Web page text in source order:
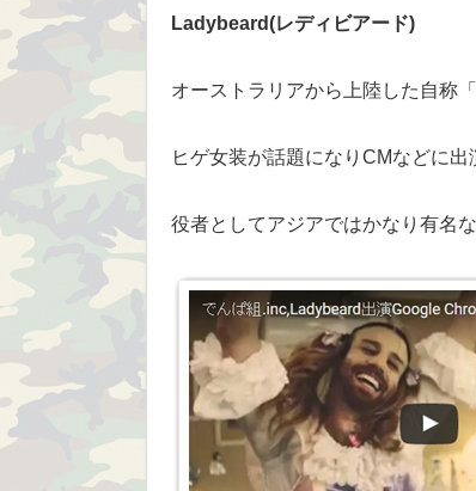
Ladybeard(レディビアード)
オーストラリアから上陸した自称
ヒゲ女装が話題になりCMなどに出
役者としてアジアではかなり有名な